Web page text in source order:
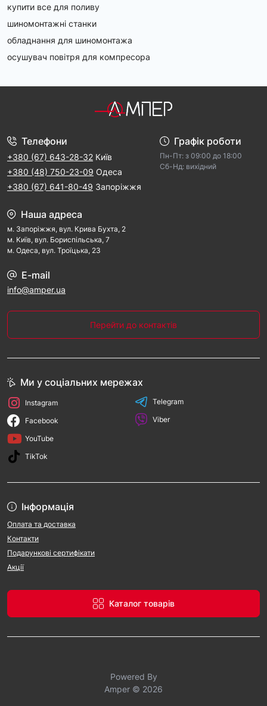
купити все для поливу
шиномонтажні станки
обладнання для шиномонтажа
осушувач повітря для компресора
Телефони
+380 (67) 643-28-32 Київ
+380 (48) 750-23-09 Одеса
+380 (67) 641-80-49 Запоріжжя
Графік роботи
Пн-Пт: з 09:00 дo 18:00
Cб-Hд: виxідний
Наша адреса
м. Запорiжжя, вул. Крива Бухта, 2
м. Kиїв, вул. Бориспільська, 7
м. Одеса, вул. Троїцька, 23
E-mail
info@amper.ua
Перейти до контактів
Інформація
Оплата та доставка
Контакти
Подарункові сертифікати
Акції
Каталог товарів
Ми у соціальних мережах
Instagram
Facebook
YouTube
TikTok
Telegram
Viber
Powered By
Amper © 2026